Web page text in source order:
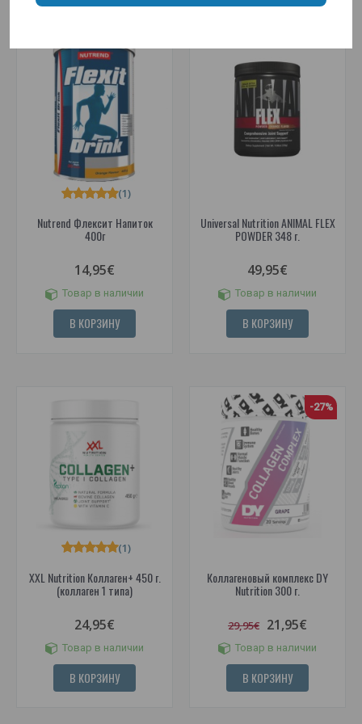
Nutrend Флексит Напиток
400г
(1)
14,95€
Товар в наличии
В КОРЗИНУ
Universal Nutrition ANIMAL FLEX
POWDER 348 г.
49,95€
Товар в наличии
В КОРЗИНУ
XXL Nutrition Коллаген+ 450 г.
(коллаген 1 типа)
(1)
24,95€
Товар в наличии
В КОРЗИНУ
-27%
Коллагеновый комплекс DY
Nutrition 300 г.
29,95€ 21,95€
Товар в наличии
В КОРЗИНУ